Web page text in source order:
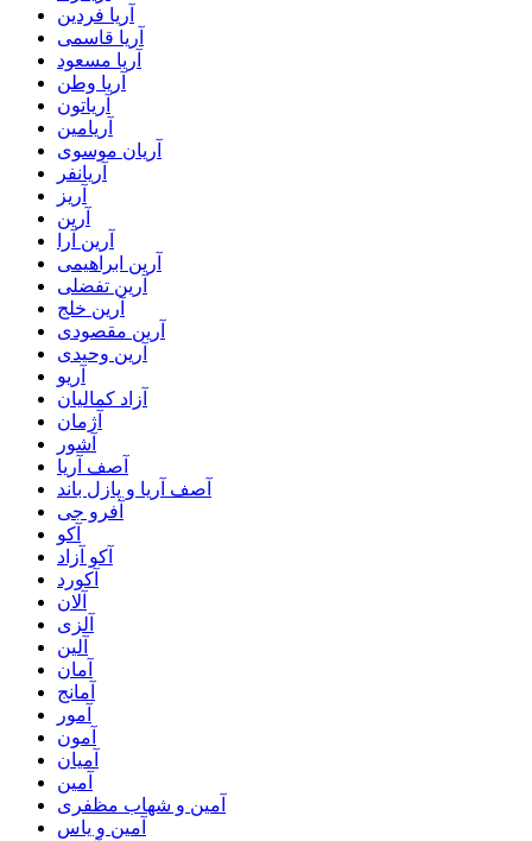
آریا فردین
آریا قاسمی
آریا مسعود
آریا وطن
آریاتون
آریامین
آریان موسوی
آریانفر
آریز
آرین
آرین آرا
آرین ابراهیمی
آرین تفضلی
آرین خلج
آرین مقصودی
آرین وحیدی
آریو
آزاد کمالیان
آژمان
آشور
آصف آریا
آصف آریا و پازل باند
آفرو جی
آکو
آکو آزاد
آکورد
آلان
آلزی
آلین
آمان
آمانج
آمور
آمون
آمیان
آمین
آمین و شهاب مظفری
آمین و یاس